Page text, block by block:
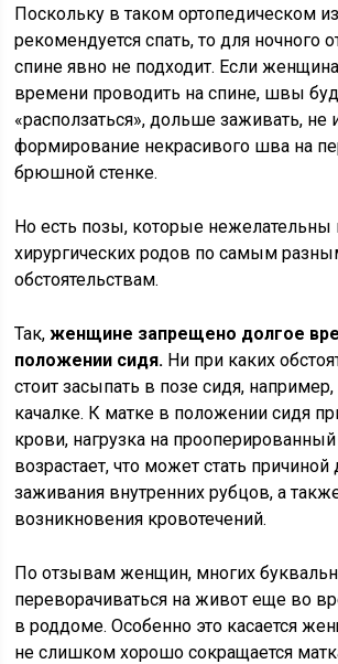
Поскольку в таком ортопедическом
рекомендуется спать, то для ночного
спине явно не подходит. Если
времени проводить на спине, швы
«расползаться», дольше заживать, не
формирование некрасивого шва на
брюшной стенке.
Но есть позы, которые нежелательны
хирургических родов по самым
обстоятельствам.
Так,женщине запрещено долгое
положении сидя. Ни при каких
стоит засыпать в позе сидя,
качалке. К матке в положении сидя
крови, нагрузка на прооперированный
возрастает, что может стать причиной
заживания внутренних рубцов, а
возникновения кровотечений.
По отзывам женщин, многих
переворачиваться на живот еще во
в роддоме. Особенно это касается
не слишком хорошо сокращается